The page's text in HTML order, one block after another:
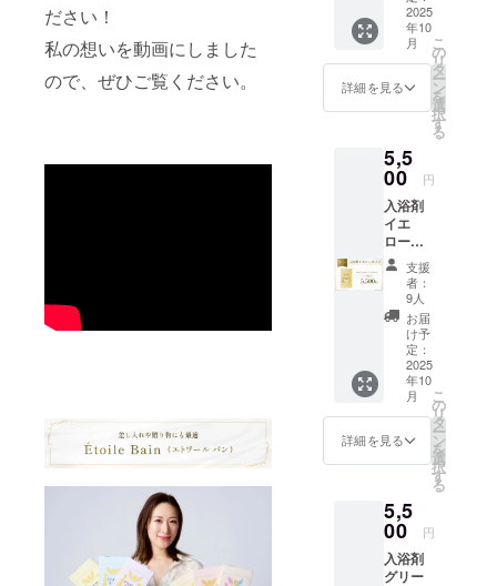
ださい！
私の想いを動画にしました
ので、ぜひご覧ください。
からご
入浴下
さい。
【成
分】 脇
してお
りま
す。秀
麗な犬
鳴山系
のふも
と脇田
温泉
は、元
禄十六
年「筑
前続風
土記」
に記さ
れた温
泉で
「美肌
いま
す。
【香
り】 皆
剤1パッ
ク（10
袋）。
まずは
お試し
にぴっ
たり。
にも最
適。
【ご利
用方
法】 浴
槽の湯
（約
200L）
に１包
を入
れ、よ
くかき
混ぜて
からご
入浴下
さい。
【成
で調合
してお
りま
す。秀
麗な犬
2025
年10
月
詳細を見る
こ
の
リ
タ
ー
ン
を
選
択
す
る
5,5
00 円
入浴剤
イエ
ロー
セット
【1パッ
ク】 イ
エロー
の香り
の1パッ
ク（10
袋）で
明るく
元気な
気分を
お届け
しま
り物に
も最
適。
【ご利
用方
支援
者：
9人
お届
け予
定：
2025
年10
月
詳細を見る
こ
の
リ
タ
ー
ン
を
選
択
す
る
5,5
00 円
入浴剤
グリー